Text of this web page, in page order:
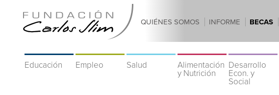
QUIÉNES SOMOS INFORME BECAS
Educación Empleo Salud
Alimentación
y Nutrición
Desarrollo
Econ. y
Social